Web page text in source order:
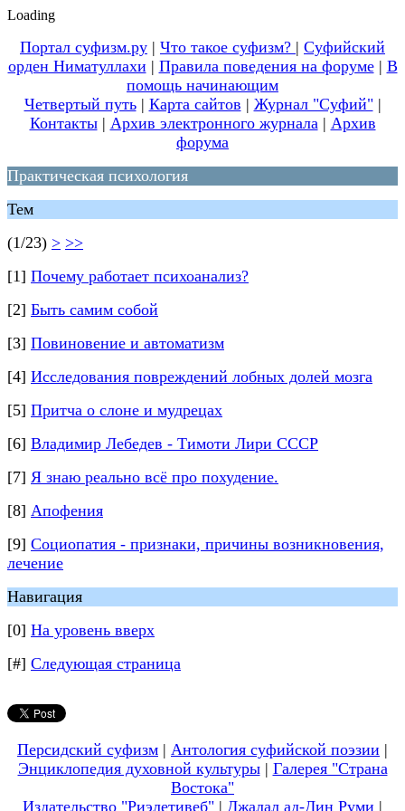
Loading
Портал суфизм.ру | Что такое суфизм? | Суфийский
орден Ниматуллахи | Правила поведения на форуме| В
помощь начинающим
Четвертый путь| Карта сайтов | Журнал "Суфий"|
Контакты| Архив электронного журнала| Архив
форума
Практическая психология
Тем
(1/23) > >>
[1] Почему работает психоанализ?
[2] Быть самим собой
[3] Повиновение и автоматизм
[4] Исследования повреждений лобных долей мозга
[5] Притча о слоне и мудрецах
[6] Владимир Лебедев - Тимоти Лири СССР
[7] Я знаю реально всё про похудение.
[8] Апофения
[9] Социопатия - признаки, причины возникновения,
лечение
Навигация
[0] На уровень вверх
[#] Следующая страница
Персидский суфизм | Антология суфийской поэзии |
Энциклопедия духовной культуры| Галерея "Страна
Востока"
Издательство "Риэлетивеб" | Джалал ад-Дин Руми |